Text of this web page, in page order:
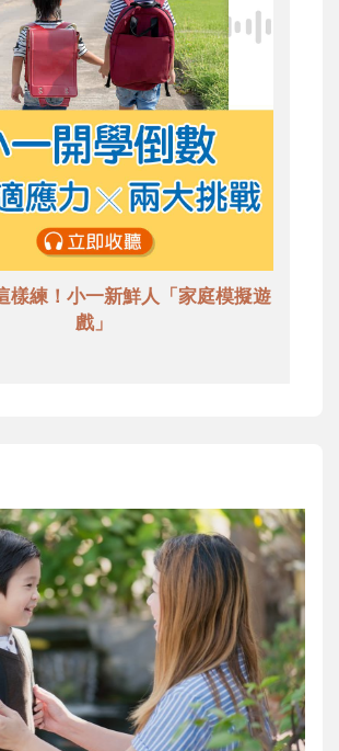
樣練！小一新鮮人「家庭模擬遊
戲」